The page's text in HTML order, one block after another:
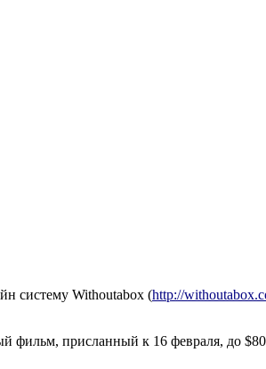
систему Withoutabox (http://
фильм, присланный к 16 февраля, до